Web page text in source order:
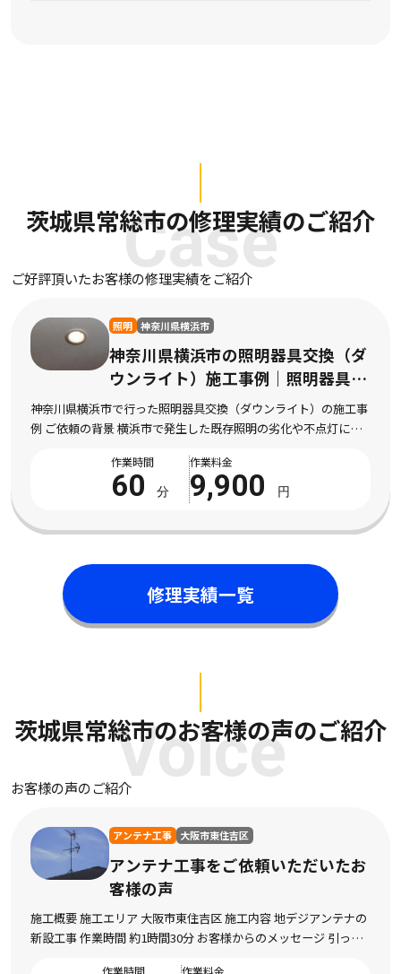
Case
茨城県常総市の修理実績のご紹介
ご好評頂いたお客様の修理実績をご紹介
照明 神奈川県横浜市
神奈川県横浜市の照明器具交換（ダ
ウンライト）施工事例｜照明器具交
換（ダウンライト）作業
神奈川県横浜市で行った照明器具交換（ダウンライト）の施工事
例 ご依頼の背景 横浜市で発生した既存照明の劣化や不点灯によ
り、既存照明の劣化や不点灯により交換を希望さ […]
作業時間
60 分
作業料金
9,900 円
修理実績一覧
Voice
茨城県常総市のお客様の声のご紹介
お客様の声のご紹介
アンテナ工事 大阪市東住吉区
アンテナ工事をご依頼いただいたお
客様の声
施工概要 施工エリア 大阪市東住吉区 施工内容 地デジアンテナの
新設工事 作業時間 約1時間30分 お客様からのメッセージ 引っ越